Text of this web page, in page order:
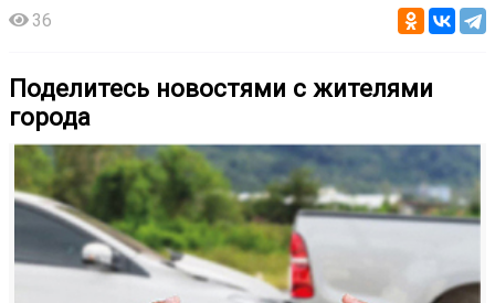
36
Поделитесь новостями с жителями
города